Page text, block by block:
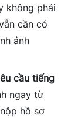
không phải
cần có
ảnh
cầu tiếng
ngay từ
hồ sơ